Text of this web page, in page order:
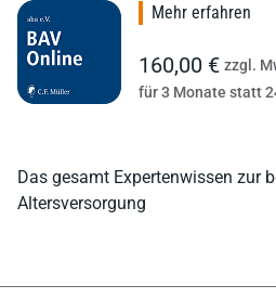
Das gesamt Expertenwissen zur
Altersversorgung
Mehr erfahren
160,00 € zzgl.
für 3 Monate statt